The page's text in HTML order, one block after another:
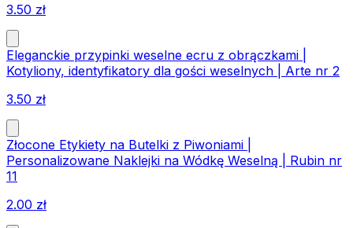
3.50 zł
Eleganckie przypinki weselne ecru z obrączkami |
Kotyliony, identyfikatory dla gości weselnych | Arte nr 2
3.50 zł
Złocone Etykiety na Butelki z Piwoniami |
Personalizowane Naklejki na Wódkę Weselną | Rubin nr
11
2.00 zł